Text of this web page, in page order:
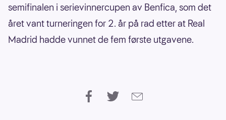
semifinalen i serievinnercupen av Benfica, som det
året vant turneringen for 2. år på rad etter at Real
Madrid hadde vunnet de fem første utgavene.